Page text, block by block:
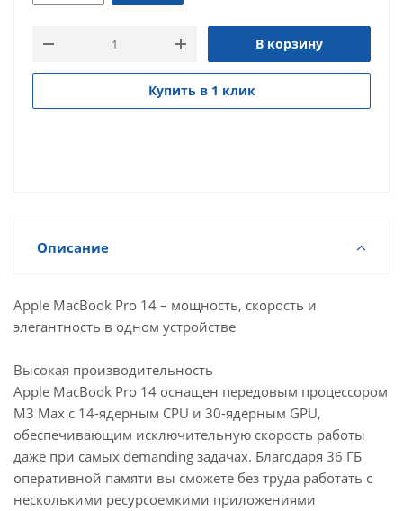
В корзину
Купить в 1 клик
Описание
Apple MacBook Pro 14 – мощность, скорость и
элегантность в одном устройстве
Высокая производительность
Apple MacBook Pro 14 оснащен передовым процессором
M3 Max с 14-ядерным CPU и 30-ядерным GPU,
обеспечивающим исключительную скорость работы
даже при самых demanding задачах. Благодаря 36 ГБ
оперативной памяти вы сможете без труда работать с
несколькими ресурсоемкими приложениями